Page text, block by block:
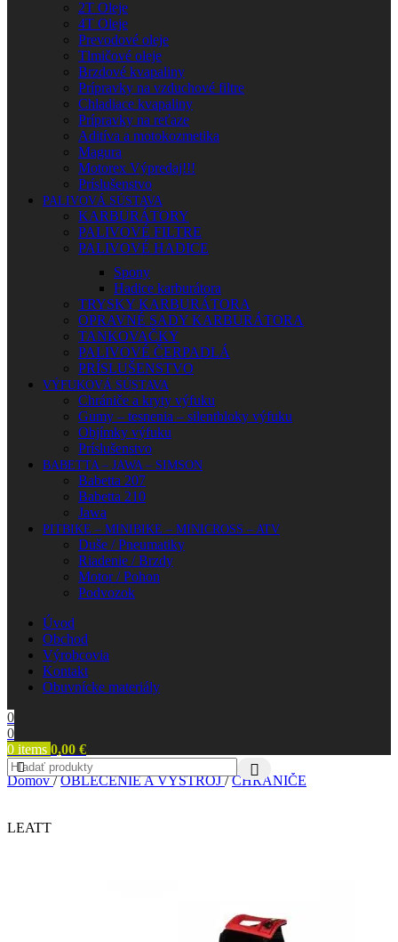
2T Oleje
4T Oleje
Prevodové oleje
Tlmičové oleje
Brzdové kvapaliny
Prípravky na vzduchové filtre
Chladiace kvapaliny
Prípravky na reťaze
Aditíva a motokozmetika
Magura
Motorex Výpredaj!!!
Príslušenstvo
PALIVOVÁ SÚSTAVA
KARBURÁTORY
PALIVOVÉ FILTRE
PALIVOVÉ HADICE
Spony
Hadice karburátora
TRYSKY KARBURÁTORA
OPRAVNÉ SADY KARBURÁTORA
TANKOVAČKY
PALIVOVÉ ČERPADLÁ
PRÍSLUŠENSTVO
VÝFUKOVÁ SÚSTAVA
Chrániče a kryty výfuku
Gumy – tesnenia – silentbloky výfuku
Objímky výfuku
Príslušenstvo
BABETTA – JAWA – SIMSON
Babetta 207
Babetta 210
Jawa
PITBIKE – MINIBIKE – MINICROSS – ATV
Duše / Pneumatiky
Riadenie / Brzdy
Motor / Pohon
Podvozok
Úvod
Obchod
Výrobcovia
Kontakt
Obuvnícke materiály
0
0
0 items 0,00 €
Domov/ OBLEČENIE A VÝSTROJ/ CHRÁNIČE
LEATT